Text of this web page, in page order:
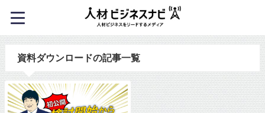
資料ダウンロードの記事一覧